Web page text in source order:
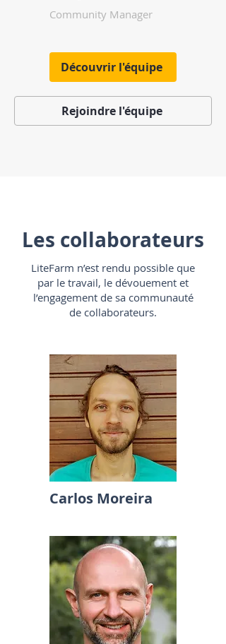
Community Manager
Découvrir l'équipe
Rejoindre l'équipe
Les collaborateurs
LiteFarm n’est rendu possible que
par le travail, le dévouement et
l’engagement de sa communauté
de collaborateurs.
Carlos Moreira